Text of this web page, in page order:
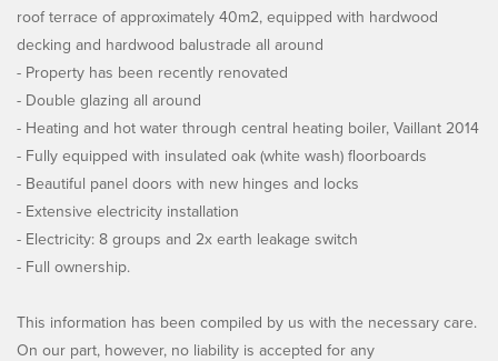
roof terrace of approximately 40m2, equipped with hardwood
decking and hardwood balustrade all around
- Property has been recently renovated
- Double glazing all around
- Heating and hot water through central heating boiler, Vaillant 2014
- Fully equipped with insulated oak (white wash) floorboards
- Beautiful panel doors with new hinges and locks
- Extensive electricity installation
- Electricity: 8 groups and 2x earth leakage switch
- Full ownership.
This information has been compiled by us with the necessary care.
On our part, however, no liability is accepted for any